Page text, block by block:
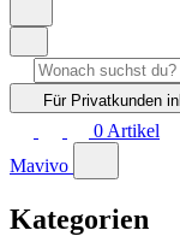
Für Privatkunden
0 Artikel
Mavivo
Kategorien